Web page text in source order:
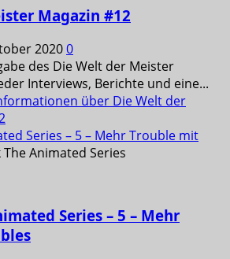
Magazin #12
20200
des Die Welt der Meister
Interviews, Berichte und eine...
über Die Welt der
Series – 5 – Mehr Trouble mit
Series – 5 – Mehr